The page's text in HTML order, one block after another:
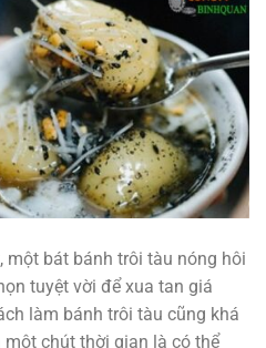
một bát bánh trôi tàu nóng hôi
tuyệt vời để xua tan giá
làm bánh trôi tàu cũng khá
chút thời gian là có thể